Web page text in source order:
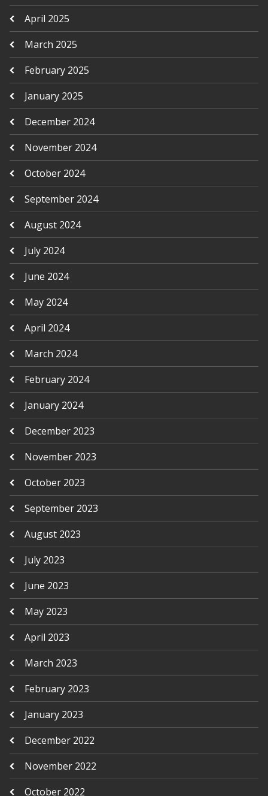
April 2025
March 2025
February 2025
January 2025
December 2024
November 2024
October 2024
September 2024
August 2024
July 2024
June 2024
May 2024
April 2024
March 2024
February 2024
January 2024
December 2023
November 2023
October 2023
September 2023
August 2023
July 2023
June 2023
May 2023
April 2023
March 2023
February 2023
January 2023
December 2022
November 2022
October 2022